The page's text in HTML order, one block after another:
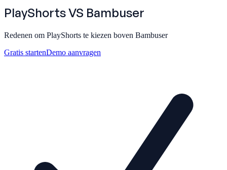
PlayShortsVS Bambuser
Redenen om PlayShorts te kiezen boven Bambuser
Gratis startenDemo aanvragen